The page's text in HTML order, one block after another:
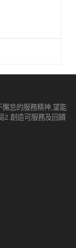
怠的服務精神,望能
2.創造可服務及回饋